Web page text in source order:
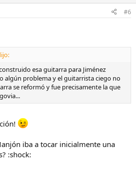
#6
esa guitarra para Jiménez
algún problema y el guitarrista ciego no
se reformó y fue precisamente la que
iba a tocar inicialmente una
:shock: